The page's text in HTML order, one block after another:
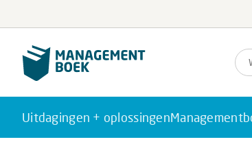
Uitdagingen + oplossingen